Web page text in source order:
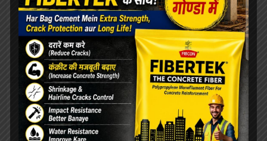
[covid-data]
खेल
मंडल के 52 लाख बच्चों को मिलेगी सेहत की सौगात, कृमि